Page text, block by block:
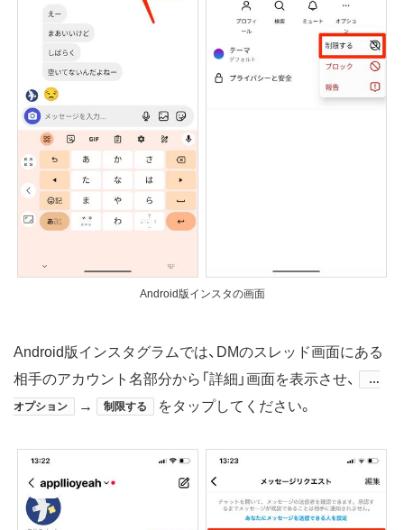
Android版インスタの画面
Android版インスタグラムでは、DMのスレッド画面にある
相手のアカウント名部分から「詳細」画面を表示させ、
…
オプション → 制限する をタップしてください。